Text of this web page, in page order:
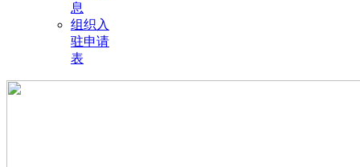
息
组织入
驻申请
表